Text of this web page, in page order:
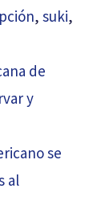
,suki,
de
y
se
al